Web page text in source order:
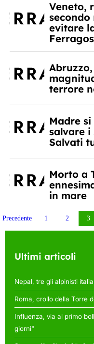
Veneto,
secondo
evitare
terrore
Madre
salvare
Salvati
Morto a
in mare
Paginazione
articoli
Precedente 1 2 3
Ultimi articoli
Nepal, tre gli alpinisti
Roma, crollo della Torre
Influenza, via al primo
giorni"